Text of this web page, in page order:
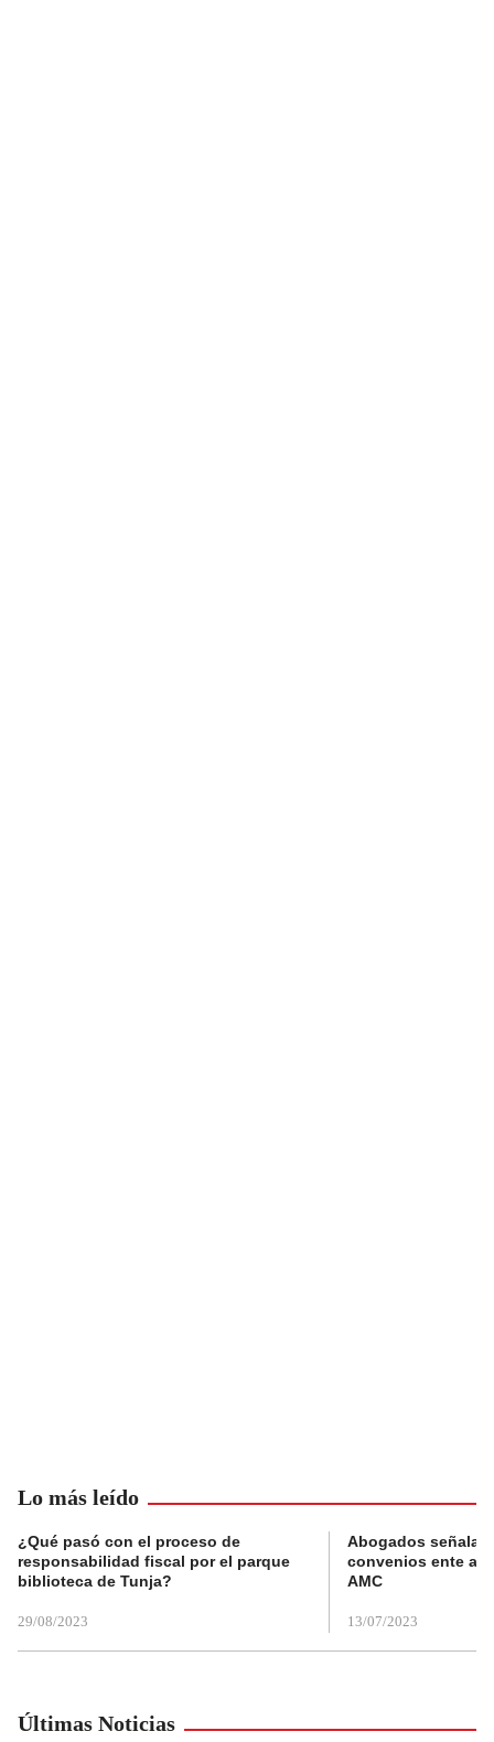
Lo más leído
¿Qué pasó con el proceso de
responsabilidad fiscal por el parque
biblioteca de Tunja?
29/08/2023
Abogados
convenios ente
AMC
13/07/2023
Últimas Noticias